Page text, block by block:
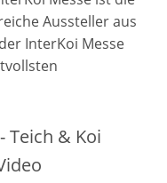
Aussteller aus
InterKoi Messe
Teich & Koi